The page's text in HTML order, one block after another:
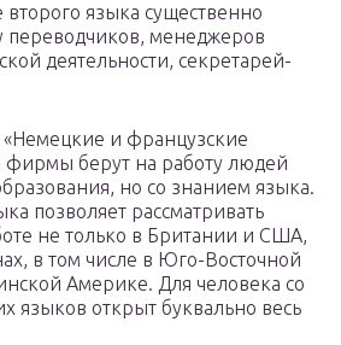
языка существенно
переводчиков, менеджеров
деятельности, секретарей-
и французские
фирмы берут на работу людей
но со знанием языка.
позволяет рассматривать
не только в Британии и США,
в том числе в Юго-Восточной
Америке. Для человека со
языков открыт буквально весь